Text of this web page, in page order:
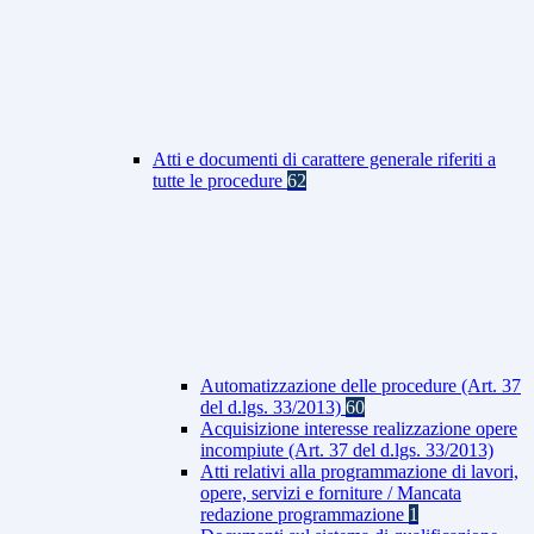
Atti e documenti di carattere generale riferiti a
tutte le procedure 62
Automatizzazione delle procedure (Art. 37
del d.lgs. 33/2013) 60
Acquisizione interesse realizzazione opere
incompiute (Art. 37 del d.lgs. 33/2013)
Atti relativi alla programmazione di lavori,
opere, servizi e forniture / Mancata
redazione programmazione 1